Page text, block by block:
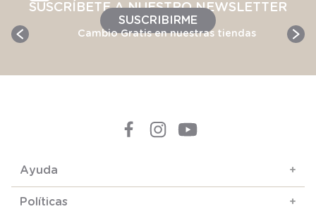
SUSCRÍBETE A NUESTRO NEWSLETTER
SUSCRIBIRME
Cambio Gratis en nuestras tiendas
Ayuda +
Políticas +